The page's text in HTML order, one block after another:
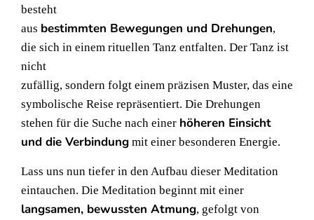
besteht
aus bestimmten Bewegungen und Drehungen,
die sich in einem rituellen Tanz entfalten. Der Tanz ist
nicht
zufällig, sondern folgt einem präzisen Muster, das eine
symbolische Reise repräsentiert. Die Drehungen
stehen für die Suche nach einer höheren Einsicht
und die Verbindung mit einer besonderen Energie.
Lass uns nun tiefer in den Aufbau dieser Meditation
eintauchen. Die Meditation beginnt mit einer
langsamen, bewussten Atmung, gefolgt von